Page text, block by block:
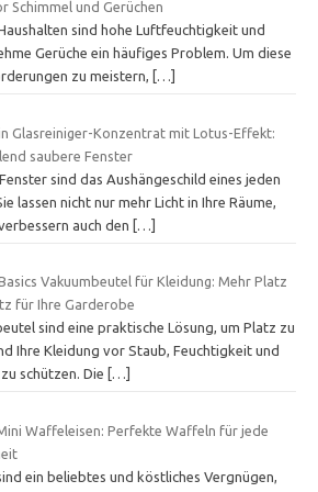
Schimmel und Gerüchen
sind hohe Luftfeuchtigkeit und
Gerüche ein häufiges Problem. Um diese
zu meistern,
[…]
Glasreiniger-Konzentrat mit Lotus-Effekt:
saubere Fenster
sind das Aushängeschild eines jeden
lassen nicht nur mehr Licht in Ihre Räume,
auch den […]
Vakuumbeutel für Kleidung: Mehr Platz
für Ihre Garderobe
sind eine praktische Lösung, um Platz zu
Ihre Kleidung vor Staub, Feuchtigkeit und
schützen. Die
[…]
Waffeleisen: Perfekte Waffeln für jede
ein beliebtes und köstliches Vergnügen,